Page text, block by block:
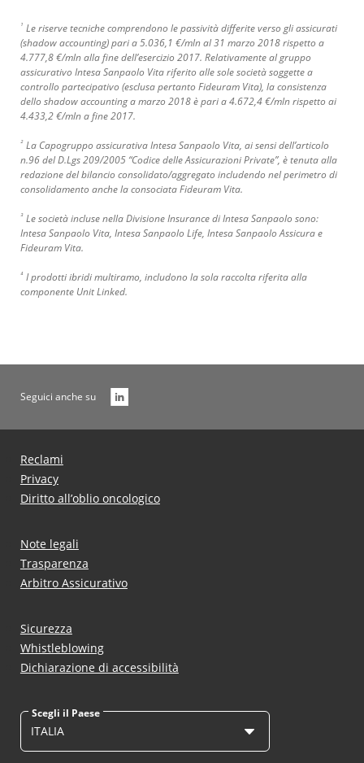
¹ Le riserve tecniche comprendono le passività differite verso gli assicurati
(shadow accounting) pari a 5.036,1 €/mln al 31 marzo 2018 rispetto a
4.777,8 €/mln alla fine dell’esercizio 2017. Relativamente al gruppo
assicurativo Intesa Sanpaolo Vita riferito alle sole società soggette a
controllo partecipativo (esclusa pertanto Fideuram Vita), la consistenza
dello shadow accounting a marzo 2018 è pari a 4.672,4 €/mln rispetto ai
4.433,2 €/mln a fine 2017.
² La Capogruppo assicurativa Intesa Sanpaolo Vita, ai sensi dell’articolo
n.96 del D.Lgs 209/2005 “Codice delle Assicurazioni Private”, è tenuta alla
redazione del bilancio consolidato/aggregato includendo nel perimetro di
consolidamento anche la consociata Fideuram Vita.
³ Le società incluse nella Divisione Insurance di Intesa Sanpaolo sono:
Intesa Sanpaolo Vita, Intesa Sanpaolo Life, Intesa Sanpaolo Assicura e
Fideuram Vita.
⁴ I prodotti ibridi multiramo, includono la sola raccolta riferita alla
componente Unit Linked.
Seguici anche su
Reclami
Privacy
Diritto all’oblio oncologico
Note legali
Trasparenza
Arbitro Assicurativo
Sicurezza
Whistleblowing
Dichiarazione di accessibilità
Scegli il Paese
ITALIA